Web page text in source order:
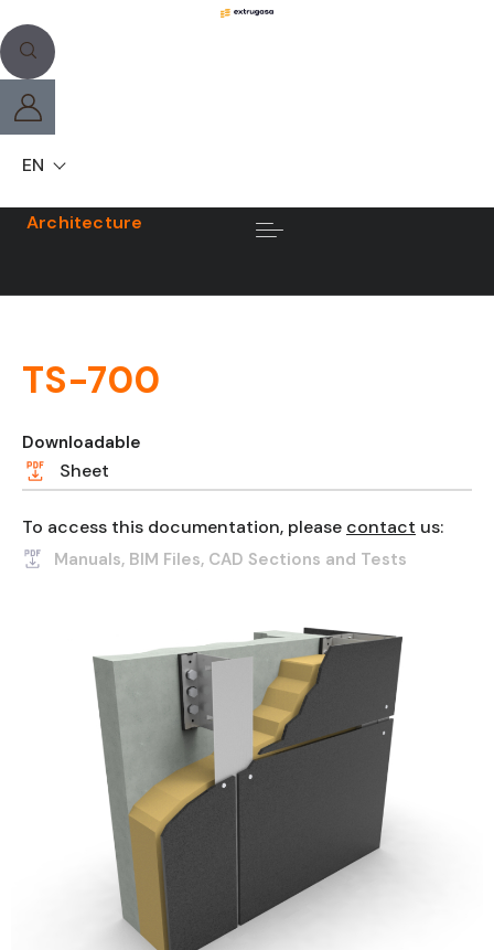
EN
Architecture
TS-700
Downloadable
Sheet
To access this documentation, please contact us:
Manuals, BIM Files, CAD Sections and Tests